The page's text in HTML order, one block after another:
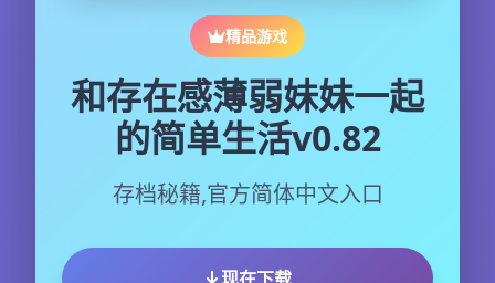
精品游戏
和存在感薄弱妹妹一起
的简单生活v0.82
存档秘籍,官方简体中文入口